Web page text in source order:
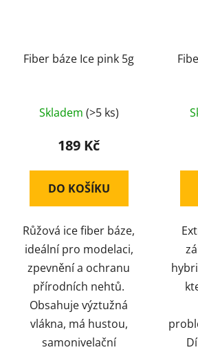
Fiber báze Ice pink 5g
hodnocení
produktu
5,0
z
hvězdiček.
Skladem (>5 ks)
189 Kč
DO KOŠÍKU
Růžová ice fiber báze,
ideální pro modelaci,
zpevnění a ochranu
přírodních nehtů.
Obsahuje výztužná
vlákna, má hustou,
samonivelační